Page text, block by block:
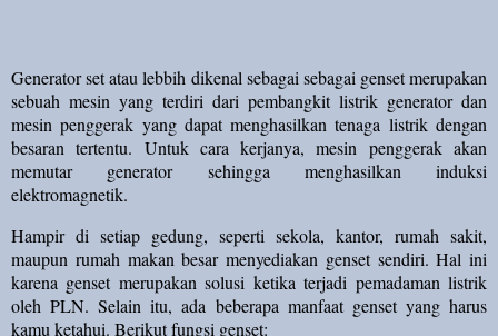
Generator set atau lebbih dikenal sebagai sebagai genset merupakan
sebuah mesin yang terdiri dari pembangkit listrik generator dan
mesin penggerak yang dapat menghasilkan tenaga listrik dengan
besaran tertentu. Untuk cara kerjanya, mesin penggerak akan
memutar generator sehingga menghasilkan induksi
elektromagnetik.
Hampir di setiap gedung, seperti sekola, kantor, rumah sakit,
maupun rumah makan besar menyediakan genset sendiri. Hal ini
karena genset merupakan solusi ketika terjadi pemadaman listrik
oleh PLN. Selain itu, ada beberapa manfaat genset yang harus
kamu ketahui. Berikut fungsi genset: